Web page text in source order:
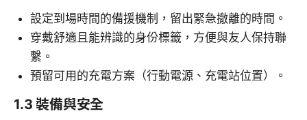
設定到場時間的備援機制，留出緊急撤離的時間。
穿戴舒適且能辨識的身份標籤，方便與友人保持聯
繫。
預留可用的充電方案（行動電源、充電站位置）。
1.3 裝備與安全